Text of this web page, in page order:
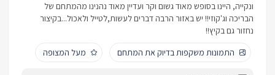
ונקייה, היינו בסופש מאוד גשום וקר ועדיין מאוד נהנינו מהמתחם של
הבריכה וג'קוזי!! יש באזור הרבה דברים לעשות,לטייל ולאכול...בקיצור
נחזור גם בקיץ!!
התמונות משקפות בדיוק את המתחם
מעל המצופה